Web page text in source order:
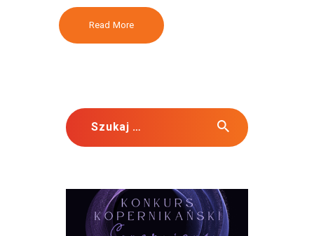
Read More
Szukaj: